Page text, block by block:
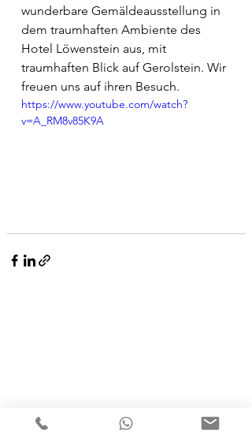
wunderbare Gemäldeausstellung in
dem traumhaften Ambiente des
Hotel Löwenstein aus, mit
traumhaften Blick auf Gerolstein. Wir
freuen uns auf ihren Besuch.
https://www.youtube.com/watch?
v=A_RM8v85K9A